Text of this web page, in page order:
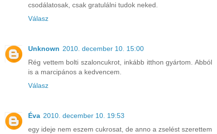
csodálatosak, csak gratulálni tudok neked.
Válasz
Unknown 2010. december 10. 15:00
Rég vettem bolti szaloncukrot, inkább itthon gyártom. Abból
is a marcipános a kedvencem.
Válasz
Éva 2010. december 10. 19:53
egy ideje nem eszem cukrosat, de anno a zselést szerettem